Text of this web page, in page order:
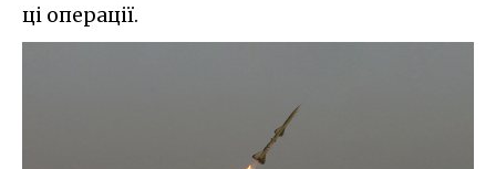
ці операції.